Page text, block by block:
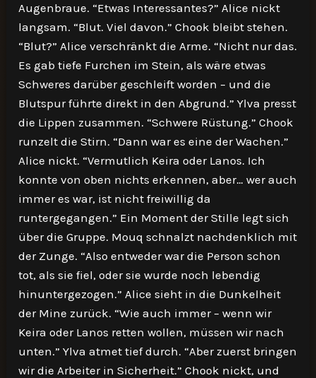
Augenbraue. “Etwas Interessantes?” Alice nickt
langsam. “Blut. Viel davon.” Chook bleibt stehen.
“Blut?” Alice verschränkt die Arme. “Nicht nur das.
Es gab tiefe Furchen im Stein, als wäre etwas
Schweres darüber geschleift worden – und die
Blutspur führte direkt in den Abgrund.” Ylva presst
die Lippen zusammen. “Schwere Rüstung.” Chook
runzelt die Stirn. “Dann war es eine der Wachen.”
Alice nickt. “Vermutlich Keira oder Lanos. Ich
konnte von oben nichts erkennen, aber… wer auch
immer es war, ist nicht freiwillig da
runtergegangen.” Ein Moment der Stille legt sich
über die Gruppe. Mouq schnalzt nachdenklich mit
der Zunge. “Also entweder war die Person schon
tot, als sie fiel, oder sie wurde noch lebendig
hinuntergezogen.” Alice sieht in die Dunkelheit
der Mine zurück. “Wie auch immer – wenn wir
Keira oder Lanos retten wollen, müssen wir nach
unten.” Ylva atmet tief durch. “Aber zuerst bringen
wir die Arbeiter in Sicherheit.” Chook nickt, und